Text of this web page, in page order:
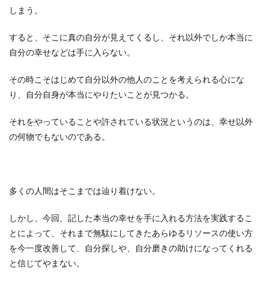
しまう。
すると、そこに真の自分が見えてくるし、それ以外でしか本当に
自分の幸せなどは手に入らない。
その時こそはじめて自分以外の他人のことを考えられる心にな
り、自分自身が本当にやりたいことが見つかる。
それをやっていることや許されている状況というのは、幸せ以外
の何物でもないのである。
多くの人間はそこまでは辿り着けない。
しかし、今回、記した本当の幸せを手に入れる方法を実践するこ
とによって、それまで無駄にしてきたあらゆるリソースの使い方
を今一度改善して、自分探しや、自分磨きの助けになってくれる
と信じてやまない。